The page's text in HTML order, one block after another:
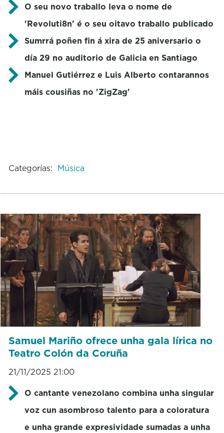
O seu novo traballo leva o nome de
'Revoluti8n' é o seu oitavo traballo publicado
Sumrrá poñen fin á xira de 25 aniversario o
día 29 no auditorio de Galicia en Santiago
Manuel Gutiérrez e Luis Alberto contarannos
máis cousiñas no 'ZigZag'
Categorías: Música
Samuel Mariño ofrece unha gala lírica no
Teatro Colón da Coruña
21/11/2025 21:00
O cantante venezolano combina unha singular
voz cun asombroso talento para a coloratura
e unha grande expresividade sumadas a unha